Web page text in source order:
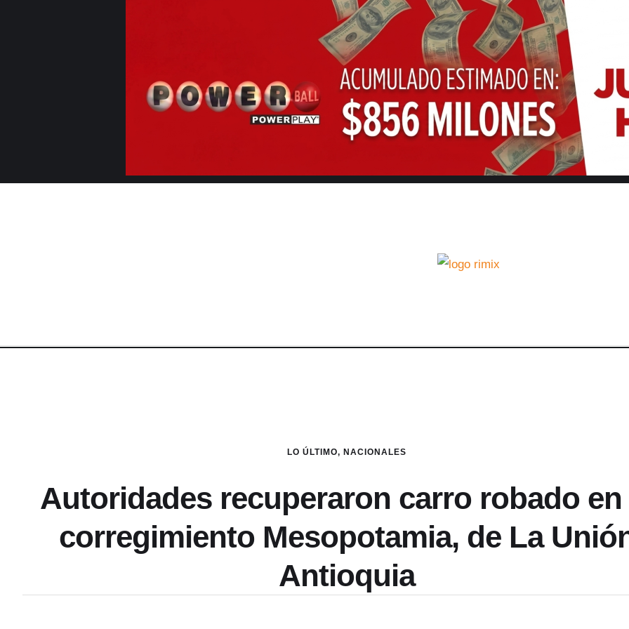
LO ÚLTIMO, NACIONALES
Autoridades recuperaron carro robado en
corregimiento Mesopotamia, de La
Antioquia